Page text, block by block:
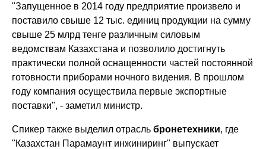
"Запущенное в 2014 году предприятие произвело и
поставило свыше 12 тыс. единиц продукции на сумму
свыше 25 млрд тенге различным силовым
ведомствам Казахстана и позволило достигнуть
практически полной оснащенности частей постоянной
готовности приборами ночного видения. В прошлом
году компания осуществила первые экспортные
поставки", - заметил министр.
Спикер также выделил отрасльбронетехники, где
"Казахстан Парамаунт инжиниринг" выпускает